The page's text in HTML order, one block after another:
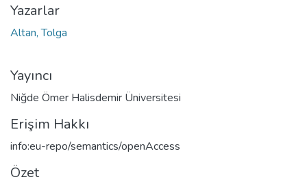
Yazarlar
Altan, Tolga
Yayıncı
Niğde Ömer Halisdemir Üniversitesi
Erişim Hakkı
info:eu-repo/semantics/openAccess
Özet